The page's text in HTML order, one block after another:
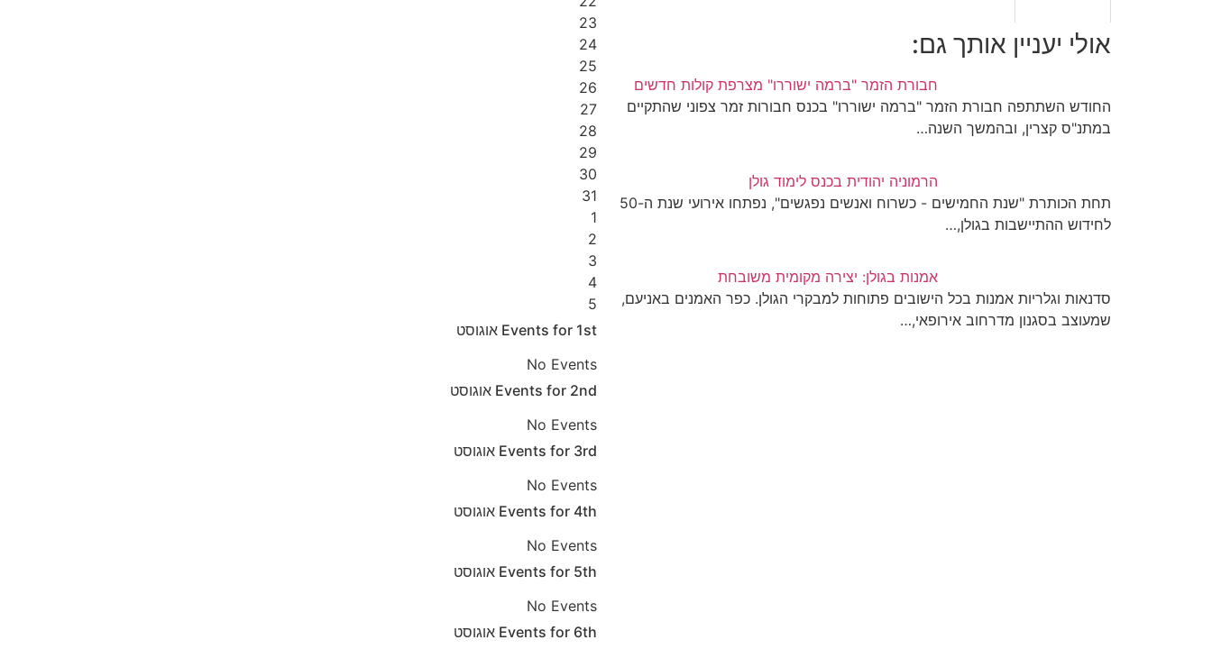
אולי יעניין אותך גם:
חבורת הזמר "ברמה ישוררו" מצרפת קולות חדשים
החודש השתתפה חבורת הזמר "ברמה ישוררו" בכנס חבורות זמר צפוני שהתקיים
במתנ"ס קצרין, ובהמשך השנה…
הרמוניה יהודית בכנס לימוד גולן
תחת הכותרת "שנת החמישים - כשרוח ואנשים נפגשים", נפתחו אירועי שנת ה-50
לחידוש ההתיישבות בגולן,…
אמנות בגולן: יצירה מקומית משובחת
סדנאות וגלריות אמנות בכל הישובים פתוחות למבקרי הגולן. כפר האמנים באניעם,
שמעוצב בסגנון מדרחוב אירופאי,…
23
24
25
26
27
28
29
30
31
1
2
3
4
5
Events for 1st
אוגוסט
No Events
Events for 2nd
אוגוסט
No Events
Events for 3rd
אוגוסט
No Events
Events for 4th
אוגוסט
No Events
Events for 5th
אוגוסט
No Events
Events for 6th
אוגוסט